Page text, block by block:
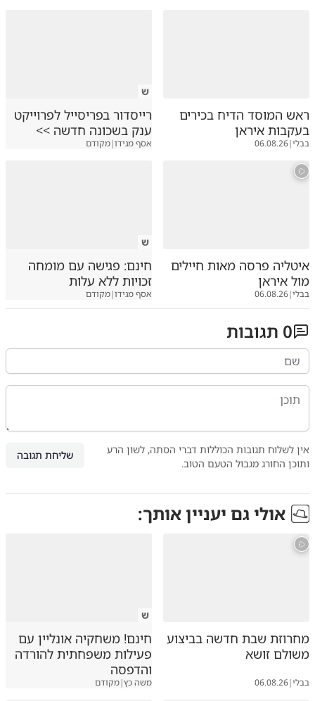
ראש המוסד הדיח בכירים
בעקבות איראן
בבלי|
06.08.26
ש
רייסדור בפריסייל לפרוייקט
ענק בשכונה חדשה >>
אסף מגידו|מקודם
איטליה פרסה מאות חיילים
מול איראן
בבלי|
06.08.26
ש
חינם: פגישה עם מומחה
זכויות ללא עלות
אסף מגידו|מקודם
0 תגובות
אין לשלוח תגובות הכוללות דברי הסתה, לשון הרע
ותוכן החורג מגבול הטעם הטוב.
שליחת תגובה
אולי גם יעניין אותך:
מחרוזת שבת חדשה בביצוע
משולם זושא
בבלי|
06.08.26
ש
חינם! משחקיה אונליין עם
פעילות משפחתית להורדה
והדפסה
משה כץ|מקודם